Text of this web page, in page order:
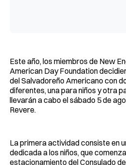
Este año, los miembros de New
American Day Foundation
del Salvadoreño Americano con
diferentes, una para niños y otra
llevarán a cabo el sábado 5 de
Revere.
La primera actividad consiste en
dedicada a los niños, que
estacionamiento del Consulado